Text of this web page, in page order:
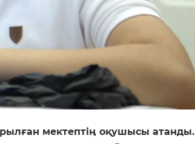
мектептің оқушысы атанды.